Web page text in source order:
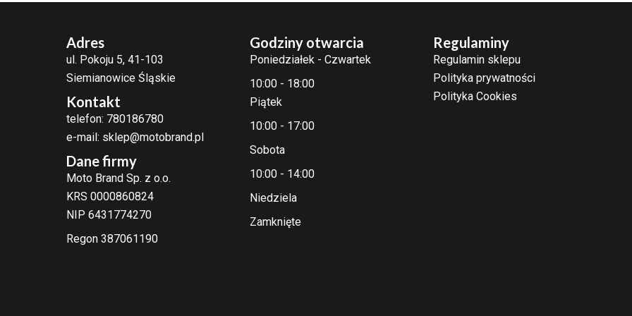
Adres
ul. Pokoju 5, 41-103
Siemianowice Śląskie
Kontakt
telefon: 780186780
e-mail: sklep@motobrand.pl
Dane firmy
Moto Brand Sp. z o.o.
KRS 0000860824
NIP 6431774270
Regon 387061190
Godziny otwarcia
Poniedziałek - Czwartek
10:00 - 18:00
Piątek
10:00 - 17:00
Sobota
10:00 - 14:00
Niedziela
Zamknięte
Regulaminy
Regulamin sklepu
Polityka prywatności
Polityka Cookies